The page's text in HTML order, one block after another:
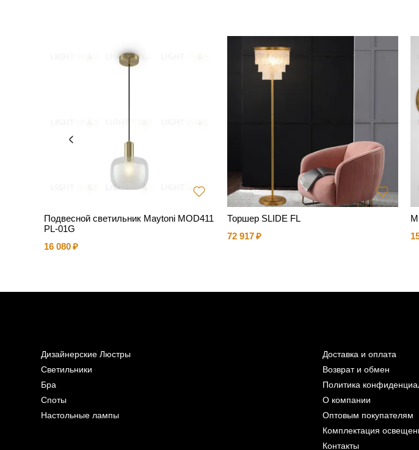
Подвесной светильник Maytoni MOD411
PL-01G
16 080
Торшер SLIDE FL
72 917
Дизайнерские Люстры
Светильники
Бра
Споты
Настольные лампы
Доставка и оплата
Возврат и обмен
Политика
О компании
Оптовым покупателям
Комплектация
Контакты